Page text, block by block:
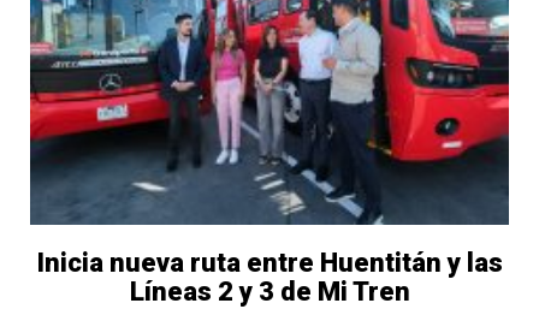
Inicia nueva ruta entre Huentitán y las
Líneas 2 y 3 de Mi Tren